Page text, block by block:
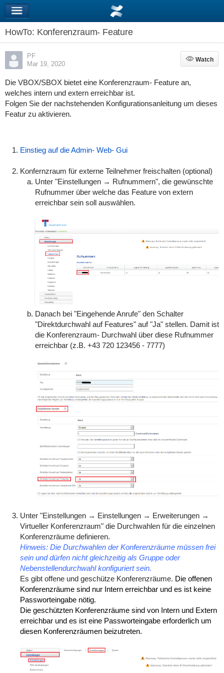
HowTo: Konferenzraum- Feature
PF
Mar 19, 2020
Watch
Watch
Die VBOX/SBOX bietet eine Konferenzraum- Feature an,
welches intern und extern erreichbar ist.
Folgen Sie der nachstehenden Konfigurationsanleitung um dieses
Featur zu aktivieren.
Einstieg auf die Admin- Web- Gui
Konfernzraum für externe Teilnehmer freischalten (optional)
Unter "Einstellungen → Rufnummern", die gewünschte
Rufnummer über welche das Feature von extern
erreichbar sein soll auswählen.
Danach bei "Eingehende Anrufe" den Schalter
"Direktdurchwahl auf Features" auf "Ja" stellen. Damit ist
die Konferenzraum- Durchwahl über diese Rufnummer
erreichbar (z.B. +43 720 123456 - 7777)
Unter "Einstellungen → Einstellungen → Erweiterungen →
Virtueller Konferenzraum" die Durchwahlen für die einzelnen
Konferenzräume definieren.
Hinweis: Die Durchwahlen der Konferenzräume müssen frei
sein und dürfen nicht gleichzeitig als Gruppe oder
Nebenstellendurchwahl konfiguriert sein.
Es gibt offene und geschütze Konferenzräume. Die offenen
Konferenzräume sind nur Intern erreichbarund es ist keine
Passworteingabe nötig.
Die geschützten Konferenzräume sind von Intern und Extern
erreichbar und es ist eine Passworteingabe erforderlich um
diesen Konferenzräumen beizutreten.